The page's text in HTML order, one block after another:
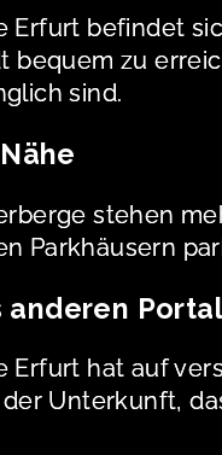
Erfurt befindet
bequem zu
sind.
stehen
Parkhäusern
anderen
Erfurt hat auf
Unterkunft,